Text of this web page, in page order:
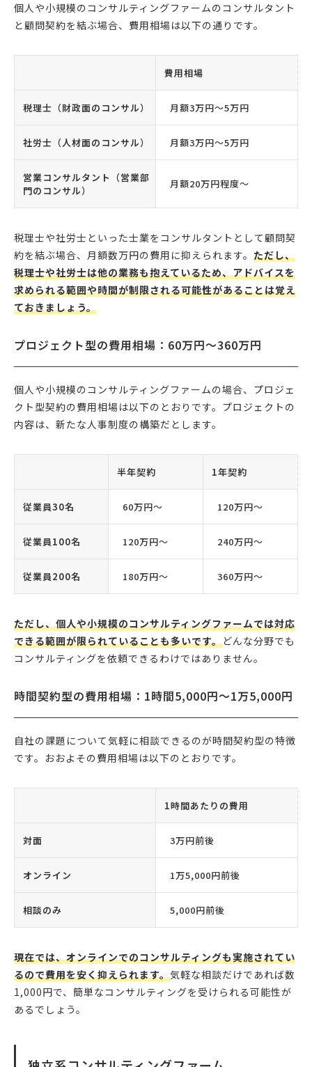
個人や小規模のコンサルティングファームのコンサルタント
と顧問契約を結ぶ場合、費用相場は以下の通りです。
費用相場
税理士（財政面のコンサル） 月額3万円〜5万円
社労士（人材面のコンサル） 月額3万円〜5万円
営業コンサルタント（営業部
門のコンサル）
月額20万円程度〜
税理士や社労士といった士業をコンサルタントとして顧問契
約を結ぶ場合、月額数万円の費用に抑えられます。 ただし、
税理士や社労士は他の業務も抱えているため、アドバイスを
求められる範囲や時間が制限される可能性があることは覚え
ておきましょう。
プロジェクト型の費用相場：60万円〜360万円
個人や小規模のコンサルティングファームの場合、プロジェ
クト型契約の費用相場は以下のとおりです。プロジェクトの
内容は、新たな人事制度の構築だとします。
半年契約 1年契約
従業員30名 60万円〜 120万円〜
従業員100名 120万円〜 240万円〜
従業員200名 180万円〜 360万円〜
ただし、個人や小規模のコンサルティングファームでは対応
できる範囲が限られていることも多いです。どんな分野でも
コンサルティングを依頼できるわけではありません。
時間契約型の費用相場：1時間5,000円〜1万5,000円
自社の課題について気軽に相談できるのが時間契約型の特徴
です。おおよその費用相場は以下のとおりです。
1時間あたりの費用
対面 3万円前後
オンライン 1万5,000円前後
相談のみ 5,000円前後
現在では、オンラインでのコンサルティングも実施されてい
るので費用を安く抑えられます。気軽な相談だけであれば数
1,000円で、簡単なコンサルティングを受けられる可能性が
あるでしょう。